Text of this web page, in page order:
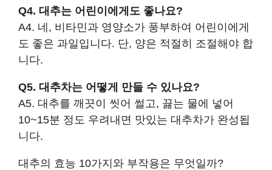
Q4. 대추는 어린이에게도 좋나요?
A4. 네, 비타민과 영양소가 풍부하여 어린이에게
도 좋은 과일입니다. 단, 양은 적절히 조절해야 합
니다.
Q5. 대추차는 어떻게 만들 수 있나요?
A5. 대추를 깨끗이 씻어 썰고, 끓는 물에 넣어
10~15분 정도 우려내면 맛있는 대추차가 완성됩
니다.
대추의 효능 10가지와 부작용은 무엇일까?